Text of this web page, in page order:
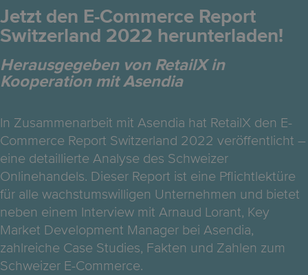
Jetzt den E-Commerce Report
Switzerland 2022 herunterladen!
Herausgegeben von RetailX in
Kooperation mit Asendia
In Zusammenarbeit mit Asendia hat RetailX den E-
Commerce Report Switzerland 2022 veröffentlicht –
eine detaillierte Analyse des Schweizer
Onlinehandels. Dieser Report ist eine Pflichtlektüre
für alle wachstumswilligen Unternehmen und bietet
neben einem Interview mit Arnaud Lorant, Key
Market Development Manager bei Asendia,
zahlreiche Case Studies, Fakten und Zahlen zum
Schweizer E-Commerce.